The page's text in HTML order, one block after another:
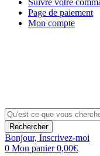
Page de paiement
Mon compte
Rechercher
Bonjour, Inscrivez-moi
0 Mon panier0,00€